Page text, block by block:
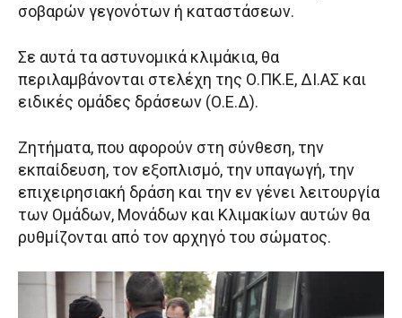
σοβαρών γεγονότων ή καταστάσεων.
Σε αυτά τα αστυνομικά κλιμάκια, θα
περιλαμβάνονται στελέχη της Ο.ΠΚ.Ε, ΔΙ.ΑΣ και
ειδικές ομάδες δράσεων (Ο.Ε.Δ).
Ζητήματα, που αφορούν στη σύνθεση, την
εκπαίδευση, τον εξοπλισμό, την υπαγωγή, την
επιχειρησιακή δράση και την εν γένει λειτουργία
των Ομάδων, Μονάδων και Κλιμακίων αυτών θα
ρυθμίζονται από τον αρχηγό του σώματος.